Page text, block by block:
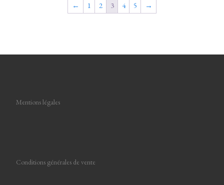
← 1 2 3 4 5 →
Mentions légales
Conditions générales de vente